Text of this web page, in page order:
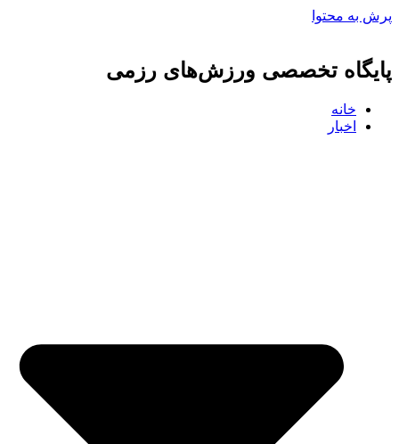
پرش به محتوا
پایگاه تخصصی ورزش‌های رزمی
خانه
اخبار